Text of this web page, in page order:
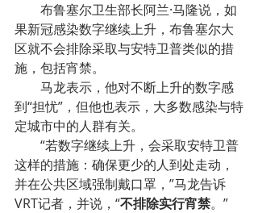
布鲁塞尔卫生部长阿兰·马隆说，如
果新冠感染数字继续上升，布鲁塞尔大
区就不会排除采取与安特卫普类似的措
施，包括宵禁。
马龙表示，他对不断上升的数字感
到“担忧”，但他也表示，大多数感染与特
定城市中的人群有关。
“若数字继续上升，会采取安特卫普
这样的措施：确保更少的人到处走动，
并在公共区域强制戴口罩，”马龙告诉
VRT记者，并说，“不排除实行宵禁。”